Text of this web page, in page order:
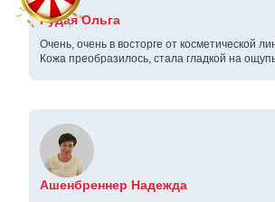
Рудая Ольга
Очень, очень в восторге от косметической
Кожа преобразилось, стала гладкой на
Ашенбреннер Надежда